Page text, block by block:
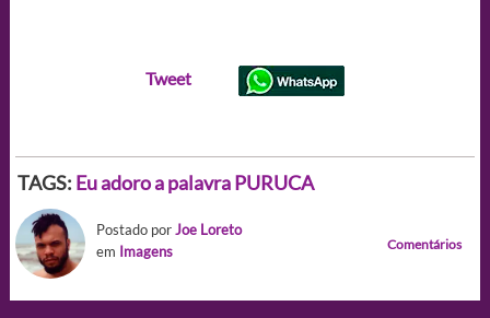
Tweet
TAGS: Eu adoro a palavra PURUCA
Postado porJoe Loreto
em Imagens Comentários